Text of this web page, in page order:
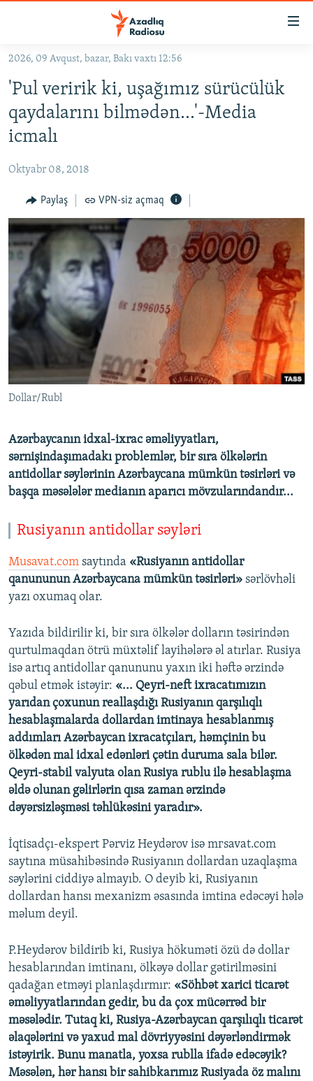
Əsas
qayıt
Əsas
naviqasiyaya
qayıt
Axtarışa
KORRUPSIOMETR
FƏRQƏ BAX
QANUNI DOĞRU
ARAŞDIRMA
MULTIMEDIA
VIDEO
FOTOQALEREYA
İNFOQRAFIKA
KARIKATURA
RADIO ARXIV
OXU ZALI
AZƏRBAYCAN ƏDƏBIYYATI KITABXANASI
İSLAM VƏ DEMOKRATIYA
İZ - MƏDƏNIYYƏT PROQRAMI
HAQQIMIZDA
MISSIYAMIZ
PEŞƏ ETIKASI VƏ JURNALISTIKA STANDARTLARIMIZ
MATERIALLARIMIZDAN ISTIFADƏ
AZADLIQRADIOSU MOBIL TELEFONUNUZDA
XƏBƏR BÜLLETENLƏRIMIZ
BIZI IZLƏ
RFE/RL-in bütün saytları
2026, 09 Avqust, bazar, Bakı vaxtı 12:56
'Pul veririk ki, uşağımız sürücülük
qaydalarını bilmədən...'-Media
icmalı
Oktyabr 08, 2018
Paylaş VPN-siz açmaq
Dollar/Rubl
Azərbaycanın idxal-ixrac əməliyyatları,
sərnişindaşımadakı problemlər, bir sıra ölkələrin
antidollar səylərinin Azərbaycana mümkün təsirləri və
başqa məsələlər medianın aparıcı mövzularındandır...
Rusiyanın antidollar səyləri
Musavat.com saytında «Rusiyanın antidollar
qanununun Azərbaycana mümkün təsirləri» sərlövhəli
yazı oxumaq olar.
Yazıda bildirilir ki, bir sıra ölkələr dolların təsirindən
qurtulmaqdan ötrü müxtəlif layihələrə əl atırlar. Rusiya
isə artıq antidollar qanununu yaxın iki həftə ərzində
qəbul etmək istəyir: «... Qeyri-neft ixracatımızın
yarıdan çoxunun reallaşdığı Rusiyanın qarşılıqlı
hesablaşmalarda dollardan imtinaya hesablanmış
addımları Azərbaycan ixracatçıları, həmçinin bu
ölkədən mal idxal edənləri çətin duruma sala bilər.
Qeyri-stabil valyuta olan Rusiya rublu ilə hesablaşma
əldə olunan gəlirlərin qısa zaman ərzində
dəyərsizləşməsi təhlükəsini yaradır».
İqtisadçı-ekspert Pərviz Heydərov isə mгsavat.com
saytına müsahibəsində Rusiyanın dollardan uzaqlaşma
səylərini ciddiyə almayıb. O deyib ki, Rusiyanın
dollardan hansı mexanizm əsasında imtina edəcəyi hələ
məlum deyil.
P.Heydərov bildirib ki, Rusiya hökuməti özü də dollar
hesablarından imtinanı, ölkəyə dollar gətirilməsini
qadağan etməyi planlaşdırmır: «Söhbət xarici ticarət
əməliyyatlarından gedir, bu da çox mücərrəd bir
məsələdir. Tutaq ki, Rusiya-Azərbaycan qarşılıqlı ticarət
əlaqələrini və yaxud mal dövriyyəsini dəyərləndirmək
istəyirik. Bunu manatla, yoxsa rublla ifadə edəcəyik?
Məsələn, hər hansı bir sahibkarımız Rusiyada öz malını